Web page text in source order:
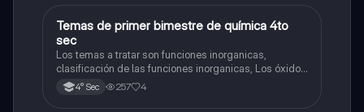
Química
Temas de primer bimestre de química 4to
sec
Los temas a tratar son funciones inorganicas,
clasificación de las funciones inorganicas, Los óxidos
y los óxidos ácidos
4° Sec 257 4